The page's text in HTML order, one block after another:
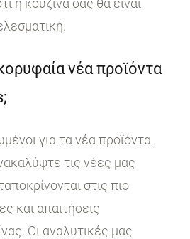
η κουζίνα σας θα είναι
νέα προϊόντα
για τα νέα προϊόντα
τις νέες μας
στις πιο
και απαιτήσεις
Οι αναλυτικές μας